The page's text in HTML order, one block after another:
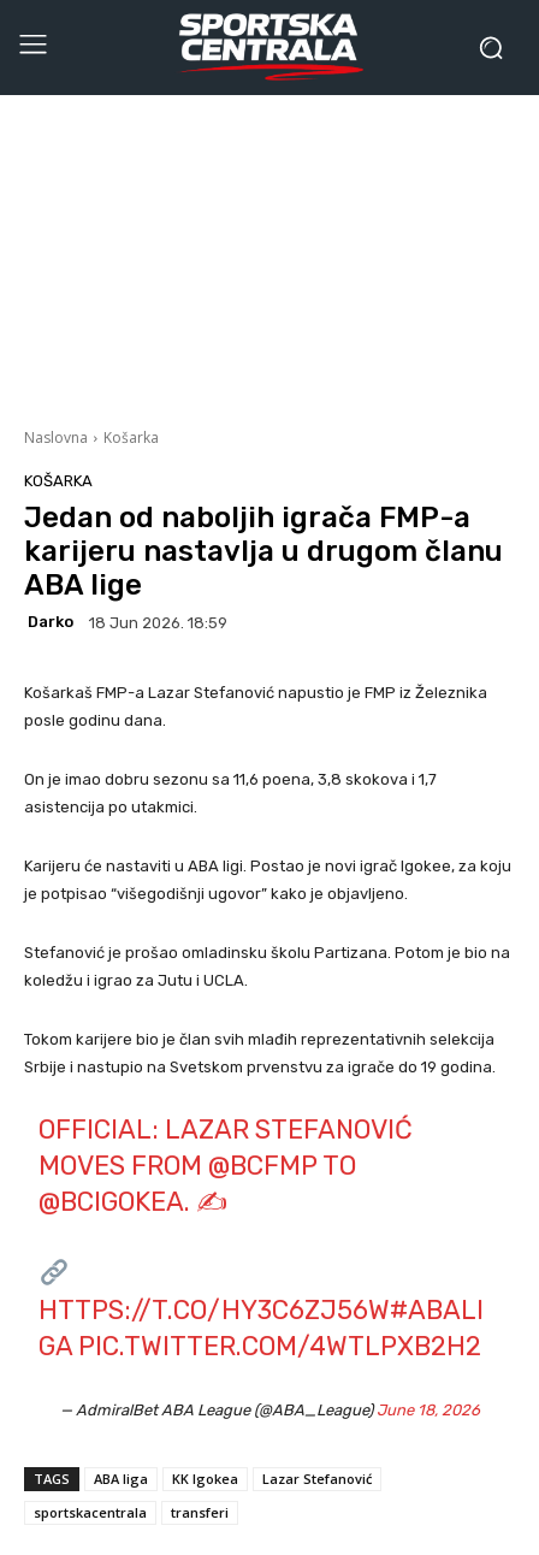
Naslovna Košarka
KOŠARKA
Jedan od naboljih igrača FMP-a
karijeru nastavlja u drugom članu
ABA lige
Darko 18 Jun 2026. 18:59
Košarkaš FMP-a Lazar Stefanović napustio je FMP iz Železnika
posle godinu dana.
On je imao dobru sezonu sa 11,6 poena, 3,8 skokova i 1,7
asistencija po utakmici.
Karijeru će nastaviti u ABA ligi. Postao je novi igrač Igokee, za koju
je potpisao “višegodišnji ugovor” kako je objavljeno.
Stefanović je prošao omladinsku školu Partizana. Potom je bio na
koledžu i igrao za Jutu i UCLA.
Tokom karijere bio je član svih mlađih reprezentativnih selekcija
Srbije i nastupio na Svetskom prvenstvu za igrače do 19 godina.
OFFICIAL: LAZAR STEFANOVIĆ
MOVES FROM @BCFMP TO
@BCIGOKEA. ✍️
HTTPS://T.CO/HY3C6ZJ56W#ABALI
GA PIC.TWITTER.COM/4WTLPXB2H2
— AdmiralBet ABA League (@ABA_League)June 18, 2026
TAGS ABA liga KK Igokea
Lazar Stefanović
sportskacentrala
transferi